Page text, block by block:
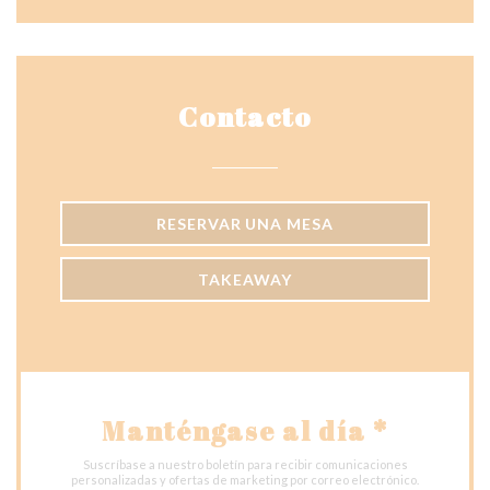
Contacto
RESERVAR UNA MESA
TAKEAWAY
Manténgase al día *
Suscríbase a nuestro boletín para recibir comunicaciones
personalizadas y ofertas de marketing por correo electrónico.